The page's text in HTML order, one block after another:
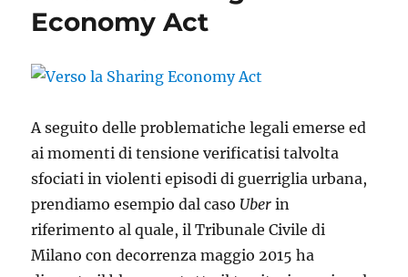
Economy Act
A seguito delle problematiche legali emerse ed
ai momenti di tensione verificatisi talvolta
sfociati in violenti episodi di guerriglia urbana,
pren­diamo esempio dal caso Uber in
riferimento al quale, il Tribunale Civile di
Milano con decorrenza maggio 2015 ha